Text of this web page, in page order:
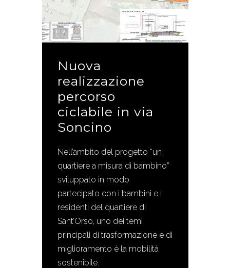
Nuova
realizzazione
percorso
ciclabile in via
Soncino
Nell’ambito del progetto “un
quartiere a misura di bambino”
sviluppato in modo
partecipato con i bambini e i
residenti del quartiere di
Sant’Orso, uno dei temi
principali di trasformazione e di
miglioramento è la mobilità
sostenibile.